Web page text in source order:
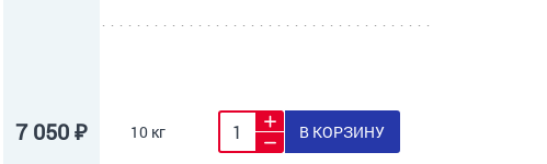
7 050 ₽ 10 кг В КОРЗИНУ